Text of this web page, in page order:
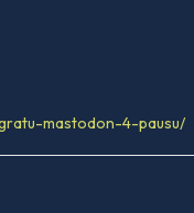
mastodon-4-pausu/